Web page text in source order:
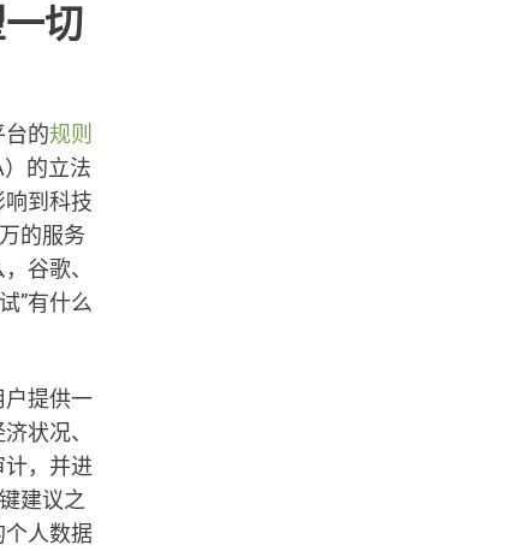
切
的规则
的立法
到科技
的服务
谷歌、
”有什么
户提供一
状况、
，并进
建议之
个人数据